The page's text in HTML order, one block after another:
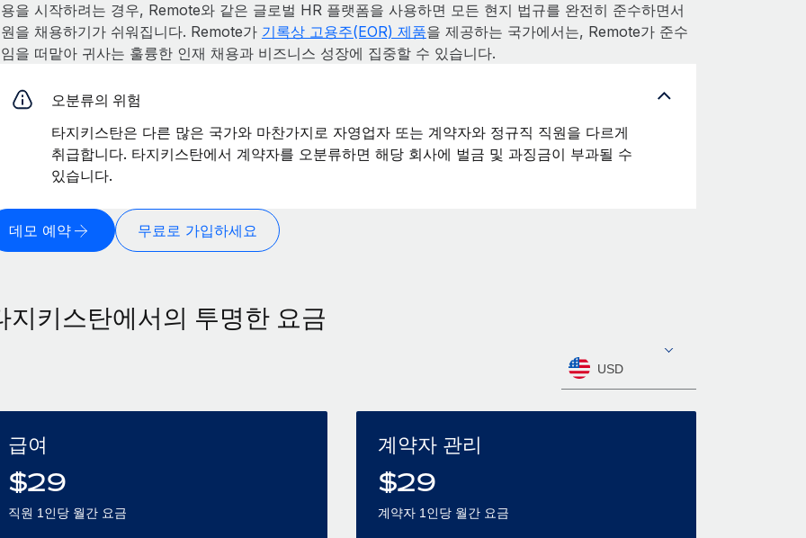
을 시작하려는 경우, Remote와 같은 글로벌 HR 플랫폼을 사용하면 모든 현지 법규를 완전히 준수하면서
을 채용하기가 쉬워집니다. Remote가 기록상 고용주(EOR) 제품을 제공하는 국가에서는, Remote가 준수
을 떠맡아 귀사는 훌륭한 인재 채용과 비즈니스 성장에 집중할 수 있습니다.
오분류의 위험
타지키스탄은 다른 많은 국가와 마찬가지로 자영업자 또는 계약자와 정규직 직원을 다르게
취급합니다. 타지키스탄에서 계약자를 오분류하면 해당 회사에 벌금 및 과징금이 부과될 수
있습니다.
데모 예약 무료로 가입하세요
지키스탄에서의 투명한 요금
USD
급여
$29
직원 1인당 월간 요금
계약자 관리
$29
계약자 1인당 월간 요금